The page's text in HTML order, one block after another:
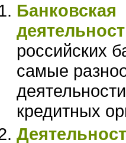
Банковская
российских
самые
кредитных